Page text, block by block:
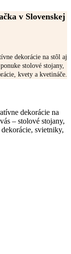
v Slovenskej
dekorácie na stôl aj
stolové stojany,
kvety a kvetináče.
dekorácie na
– stolové stojany,
svietniky,